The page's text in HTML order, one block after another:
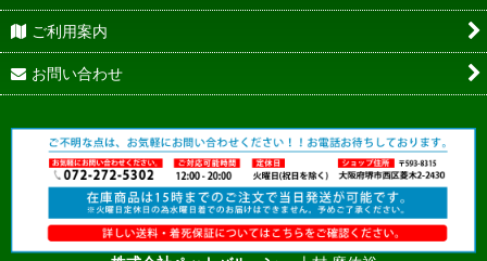
ご利用案内
お問い合わせ